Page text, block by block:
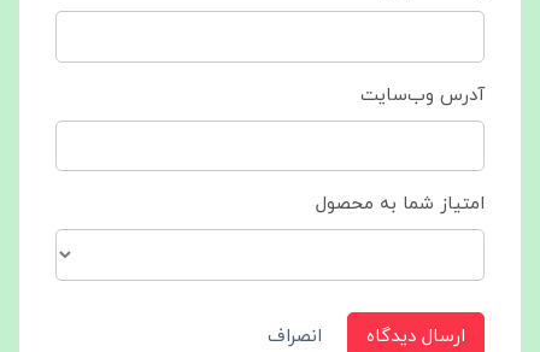
آدرس وب‌سایت
امتیاز شما به محصول
ارسال دیدگاه انصراف